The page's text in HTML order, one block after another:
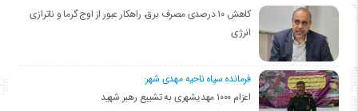
کاهش ۱۰ درصدی مصرف برق، راهکار عبور از اوج گرما و ناترازی
انرژی
فرمانده سپاه ناحیه مهدی شهر:
اعزام ۱۰۰۰ مهدیشهری به تشییع رهبر شهید